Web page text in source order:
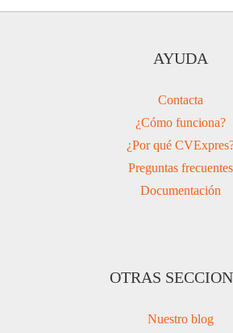
AYUDA
Contacta
¿Cómo funciona?
¿Por qué
Preguntas frecuentes
Documentación
OTRAS
Nuestro blog